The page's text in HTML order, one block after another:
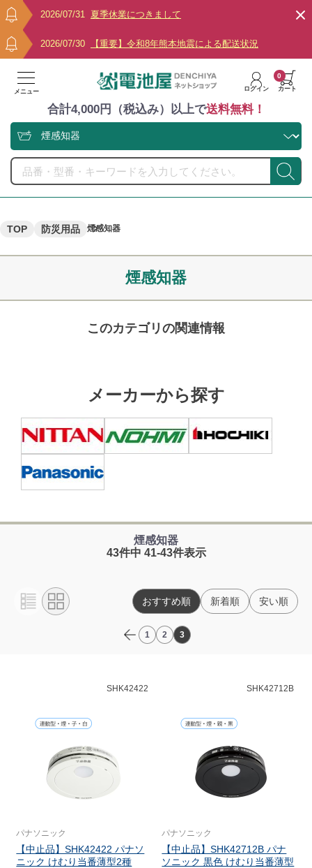
2026/07/31 夏季休業につきまして
2026/07/30 【重要】令和8年熊本地震による配送状況
メニュー ログイン カート
0
合計4,000円（税込み）以上で送料無料！
TOP 防災用品 煙感知器
煙感知器
このカテゴリの関連情報
メーカーから探す
煙感知器
43件中 41-43件表示
1 2 3
おすすめ順 新着順 安い順
SHK42422
パナソニック
【中止品】SHK42422 パナソ
ニック けむり当番薄型2種
SHK42712B
パナソニック
【中止品】SHK42712B パナ
ソニック 黒色 けむり当番薄型